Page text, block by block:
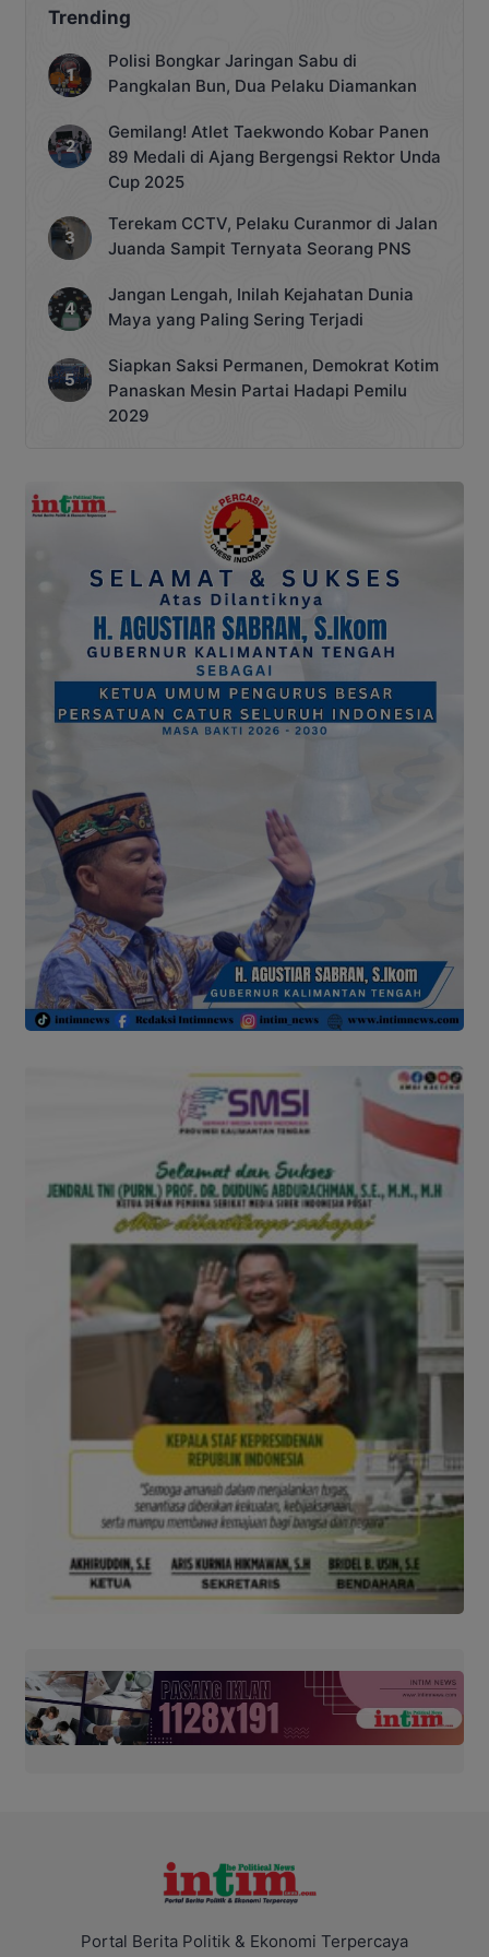
dunia, sementara dua personel polisi
Penggerebekan […]
Trending
Polisi Bongkar Jaringan Sabu di
Pangkalan Bun, Dua Pelaku Diamankan
Gemilang! Atlet Taekwondo Kobar Panen
89 Medali di Ajang Bergengsi Rektor Unda
Cup 2025
Terekam CCTV, Pelaku Curanmor di Jalan
Juanda Sampit Ternyata Seorang PNS
Jangan Lengah, Inilah Kejahatan Dunia
Maya yang Paling Sering Terjadi
Siapkan Saksi Permanen, Demokrat Kotim
Panaskan Mesin Partai Hadapi Pemilu
2029
Portal Berita Politik & Ekonomi Terpercaya